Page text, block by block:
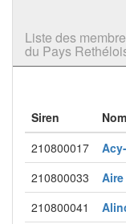
Liste des
du Pays
Siren
210800017
210800033 Aire
210800041